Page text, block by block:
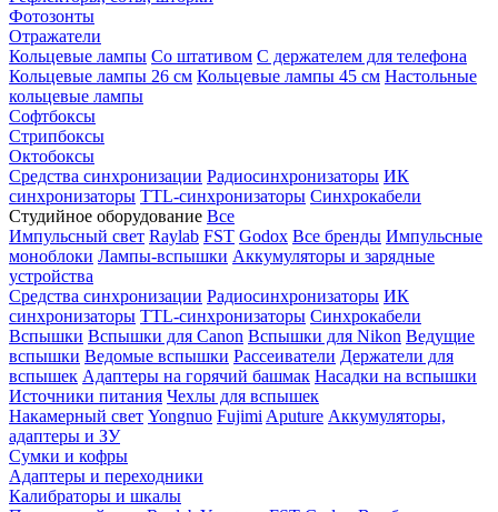
Фотозонты
Отражатели
Кольцевые лампы Со штативом С держателем для телефона
Кольцевые лампы 26 см Кольцевые лампы 45 см Настольные
кольцевые лампы
Софтбоксы
Стрипбоксы
Октобоксы
Средства синхронизации Радиосинхронизаторы ИК
синхронизаторы TTL-синхронизаторы Синхрокабели
Студийное оборудование Все
Импульсный свет Raylab FST Godox Все бренды Импульсные
моноблоки Лампы-вспышки Аккумуляторы и зарядные
устройства
Средства синхронизации Радиосинхронизаторы ИК
синхронизаторы TTL-синхронизаторы Синхрокабели
Вспышки Вспышки для Canon Вспышки для Nikon Ведущие
вспышки Ведомые вспышки Рассеиватели Держатели для
вспышек Адаптеры на горячий башмак Насадки на вспышки
Источники питания Чехлы для вспышек
Накамерный свет Yongnuo Fujimi Aputure Аккумуляторы,
адаптеры и ЗУ
Сумки и кофры
Адаптеры и переходники
Калибраторы и шкалы